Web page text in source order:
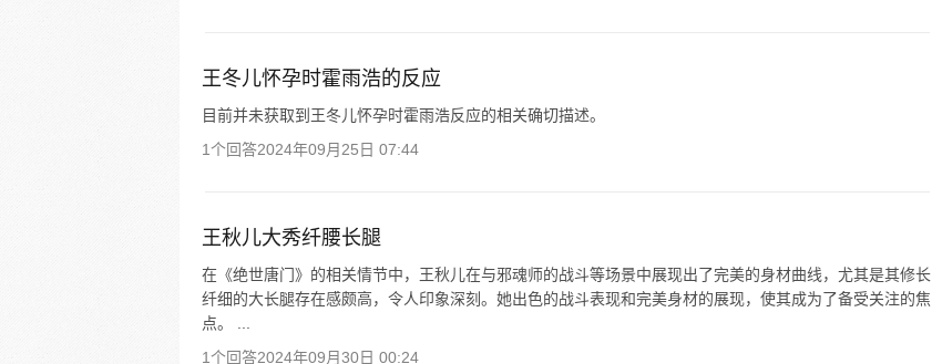
王冬儿怀孕时霍雨浩的反应
目前并未获取到王冬儿怀孕时霍雨浩反应的相关确切描述。
1个回答2024年09月25日 07:44
王秋儿大秀纤腰长腿
在《绝世唐门》的相关情节中，王秋儿在与邪魂师的战斗等场景中展现出了完美的身材曲线，尤其是其修长
纤细的大长腿存在感颇高，令人印象深刻。她出色的战斗表现和完美身材的展现，使其成为了备受关注的焦
点。 ...
1个回答2024年09月30日 00:24